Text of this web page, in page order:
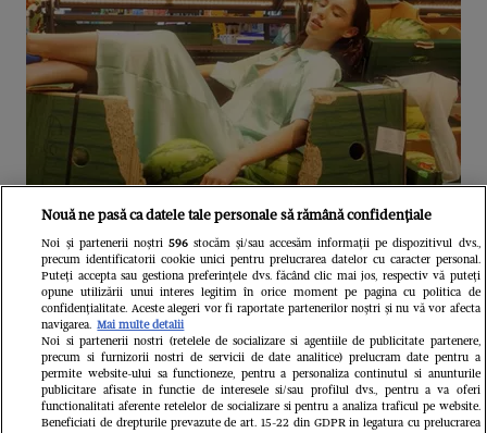
De la produse iconice la fashion: Cum
transformă Alexandra Șipa universul
Lidl într-o colecție-capsulă inedită
Nouă ne pasă ca datele tale personale să rămână confidențiale
Noi și partenerii noștri 596stocăm și/sau accesăm informații pe dispozitivul dvs.,
precum identificatorii cookie unici pentru prelucrarea datelor cu caracter personal.
Puteți accepta sau gestiona preferințele dvs. făcând clic mai jos, respectiv vă puteți
opune utilizării unui interes legitim în orice moment pe pagina cu politica de
confidențialitate. Aceste alegeri vor fi raportate partenerilor noștri și nu vă vor afecta
navigarea. Mai multe detalii
Noi si partenerii nostri (retelele de socializare si agentiile de publicitate partenere,
precum si furnizorii nostri de servicii de date analitice) prelucram date pentru a
permite website-ului sa functioneze, pentru a personaliza continutul si anunturile
publicitare afisate in functie de interesele si/sau profilul dvs., pentru a va oferi
functionalitati aferente retelelor de socializare si pentru a analiza traficul pe website.
Beneficiati de drepturile prevazute de art. 15-22 din GDPR in legatura cu prelucrarea